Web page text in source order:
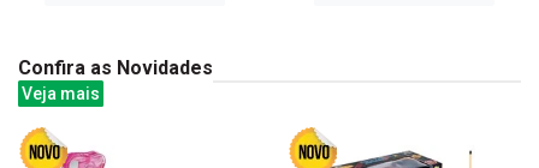
Confira as Novidades
Veja mais